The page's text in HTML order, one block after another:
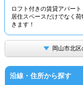
ロフト付きの賃貸アパー
居住スペースだけでなく
きます！
岡山市北
沿線・住所から探す